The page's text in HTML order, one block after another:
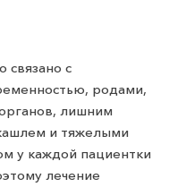
связано с
родами,
лишним
и тяжелыми
у каждой пациентки
лечение